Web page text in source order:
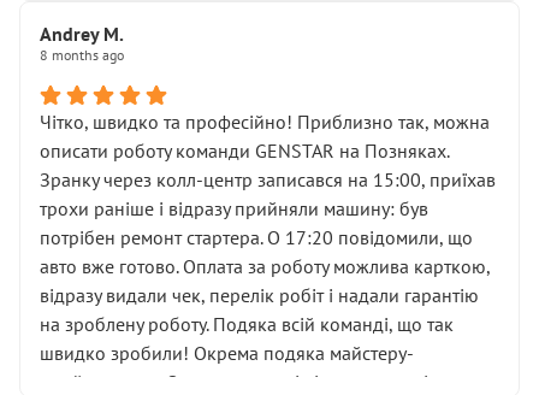
Для людини, яка хоча б трохи розуміється на техніці,
це звучить як мінімум непрофесійно, а як максимум —
спроба продати дорогий вузол замість елементарних
ущільнювачів.
Що прикро — це не перший мій візит. Раніше міняв у
вас стартер, і тоді сервіс наче справив хороше
враження. Але згодом знайшов декілька гайок під
лобовим склом. Мені пояснили, що це “старі гайки, які
відкручували”, і попросили не хвилюватися. ( надіюсь
новий власник, не застяг в полі))
Але після нинішнього візиту такі дрібниці вже не
здаються дрібницями.
Я — клієнт, який працює на довірі, і саме її цей сервіс
Andrey M.
8 months ago
Чітко, швидко та професійно! Приблизно так, можна
описати роботу команди GENSTAR на Позняках.
Зранку через колл-центр записався на 15:00, приїхав
трохи раніше і відразу прийняли машину: був
потрібен ремонт стартера. О 17:20 повідомили, що
авто вже готово. Оплата за роботу можлива карткою,
відразу видали чек, перелік робіт і надали гарантію
на зроблену роботу. Подяка всій команді, що так
швидко зробили! Окрема подяка майстеру-
приймальнику Олександру: всі чітко та по суті.